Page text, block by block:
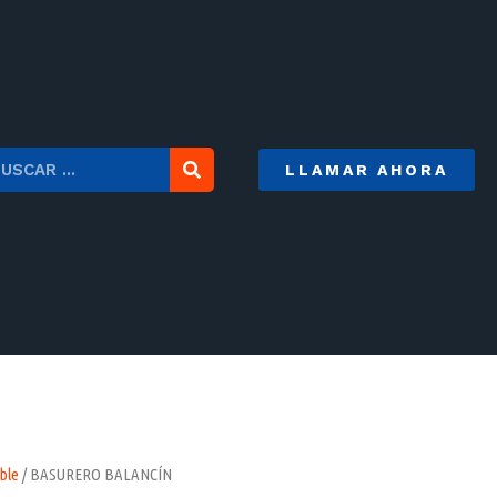
LLAMAR AHORA
/ BASURERO BALANCÍN